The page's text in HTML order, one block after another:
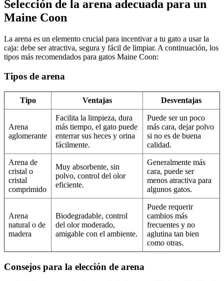
Selección de la arena adecuada para un
Maine Coon
La arena es un elemento crucial para incentivar a tu gato a usar la
caja: debe ser atractiva, segura y fácil de limpiar. A continuación, los
tipos más recomendados para gatos Maine Coon:
Tipos de arena
Tipo Ventajas Desventajas
Arena
aglomerante
Facilita la limpieza, dura
más tiempo, el gato puede
enterrar sus heces y orina
fácilmente.
Puede ser un poco
más cara, dejar polvo
si no es de buena
calidad.
Arena de
cristal o
cristal
comprimido
Muy absorbente, sin
polvo, control del olor
eficiente.
Generalmente más
cara, puede ser
menos atractiva para
algunos gatos.
Arena
natural o de
madera
Biodegradable, control
del olor moderado,
amigable con el ambiente.
Puede requerir
cambios más
frecuentes y no
aglutina tan bien
como otras.
Consejos para la elección de arena